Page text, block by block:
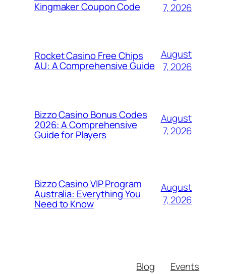
Kingmaker Coupon Code
7, 2026
Rocket Casino Free Chips
AU: A Comprehensive Guide
August
7, 2026
Bizzo Casino Bonus Codes
2026: A Comprehensive
Guide for Players
August
7, 2026
Bizzo Casino VIP Program
Australia: Everything You
Need to Know
August
7, 2026
Blog
Events